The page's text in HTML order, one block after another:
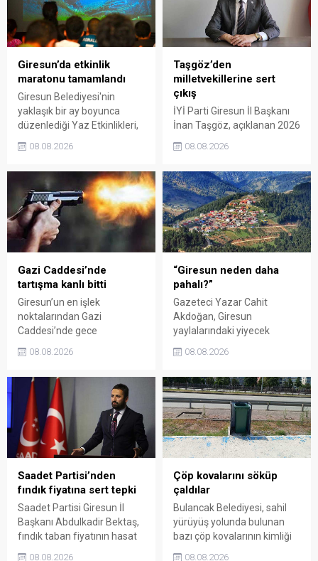
Giresun’da etkinlik
maratonu tamamlandı
Giresun Belediyesi'nin
yaklaşık bir ay boyunca
düzenlediği Yaz Etkinlikleri,
sanat ve eğlenceyle
organizasyonun ardından
Kadın El Emeği Pazarı'nın
süresi de 16 Ağustos'a
kadar uzatıldı.
08.08.2026
Taşgöz’den
milletvekillerine sert
çıkış
İYİ Parti Giresun İl Başkanı
İnan Taşgöz, açıklanan 2026
üzerinden iktidar
eleştirdi. Taşgöz, üreticinin
emeğinin karşılığını
alamadığını savunarak,
Giresun milletvekillerini
sessiz kalmakla suçladı.
08.08.2026
Gazi Caddesi’nde
tartışma kanlı bitti
Giresun’un en işlek
noktalarından Gazi
Caddesi’nde gece
kavgada A.E. ayağından
bölgede kısa süreli panik
yaşanırken polis geniş çaplı
soruşturma başlattı.
08.08.2026
“Giresun neden daha
pahalı?”
Gazeteci Yazar Cahit
Akdoğan, Giresun
yaylalarındaki yiyecek
belirgin biçimde yüksek
Valiliği, Tarım ve Orman İl
Müdürlüğü ile ilgili kurumları
denetime çağırdı. Akdoğan,
yüzde 50’ye ulaşan fiyat
farklarının araştırılması
gerektiğini söyledi.
08.08.2026
Saadet Partisi’nden
fındık fiyatına sert tepki
Saadet Partisi Giresun İl
Başkanı Abdulkadir Bektaş,
fındık taban fiyatının hasat
08.08.2026
Çöp kovalarını söküp
çaldılar
Bulancak Belediyesi, sahil
yürüyüş yolunda bulunan
bazı çöp kovalarının kimliği
08.08.2026